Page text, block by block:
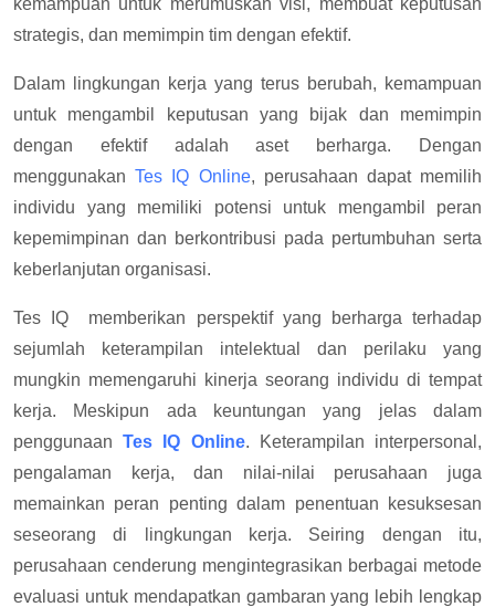
strategis, dan memimpin tim dengan efektif.
Dalam lingkungan kerja yang terus berubah, kemampuan
untuk mengambil keputusan yang bijak dan memimpin
dengan efektif adalah aset berharga. Dengan
menggunakanTes IQ Online, perusahaan dapat memilih
individu yang memiliki potensi untuk mengambil peran
kepemimpinan dan berkontribusi pada pertumbuhan serta
keberlanjutan organisasi.
Tes IQ memberikan perspektif yang berharga terhadap
sejumlah keterampilan intelektual dan perilaku yang
mungkin memengaruhi kinerja seorang individu di tempat
kerja. Meskipun ada keuntungan yang jelas dalam
penggunaanTes IQ Online. Keterampilan interpersonal,
pengalaman kerja, dan nilai-nilai perusahaan juga
memainkan peran penting dalam penentuan kesuksesan
seseorang di lingkungan kerja. Seiring dengan itu,
perusahaan cenderung mengintegrasikan berbagai metode
evaluasi untuk mendapatkan gambaran yang lebih lengkap